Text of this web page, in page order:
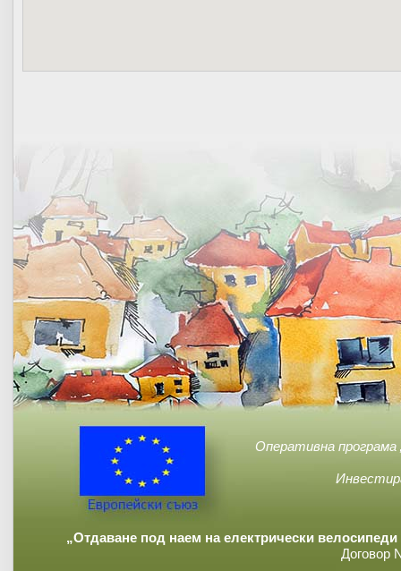
Оперативна програма
„Отдаване под наем на електрически
Договор